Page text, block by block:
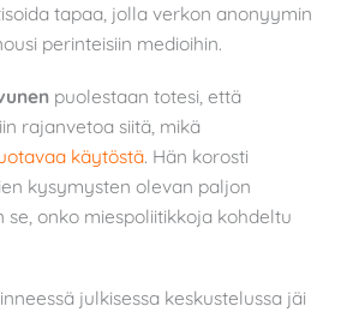
tapaa, jolla verkon anonyymin
perinteisiin medioihin.
puolestaan totesi, että
rajanvetoa siitä, mikä
käytöstä. Hän korosti
kysymysten olevan paljon
se, onko miespoliitikkoja kohdeltu
julkisessa keskustelussa jäi